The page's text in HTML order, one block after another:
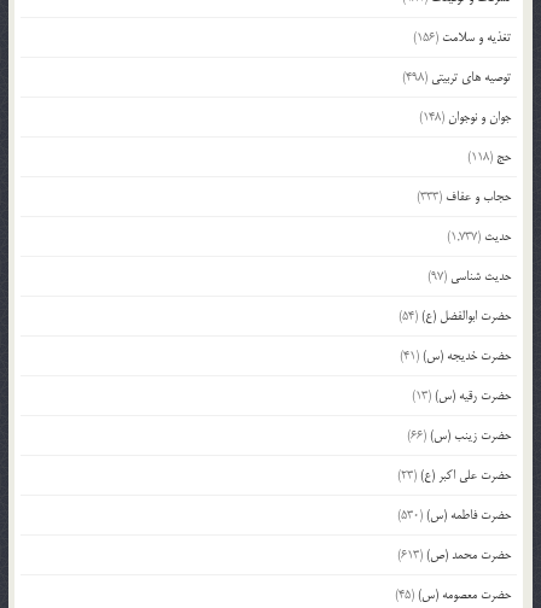
تغذیه و سلامت (156)
توصیه های تربیتی (498)
جوان و نوجوان(148)
حج (118)
حجاب و عفاف (333)
حدیث (1,737)
حدیث شناسی (97)
حضرت ابوالفضل (ع)(54)
حضرت خدیجه (س)(41)
حضرت رقیه (س)(13)
حضرت زینب (س)(66)
حضرت علی اکبر (ع)(23)
حضرت فاطمه (س)(530)
حضرت محمد (ص)(613)
حضرت معصومه (س)(45)